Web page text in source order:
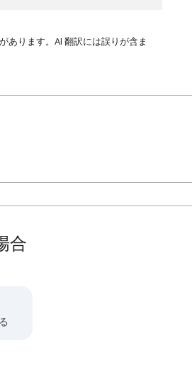
あります。AI 翻訳には誤りが含ま
合